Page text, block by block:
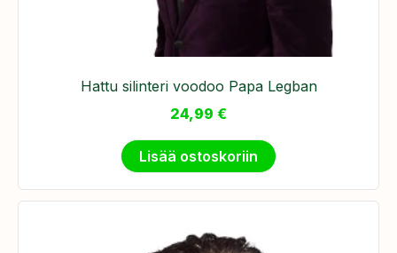
Hattu silinteri voodoo Papa Legban
24,99 €
Lisää ostoskoriin